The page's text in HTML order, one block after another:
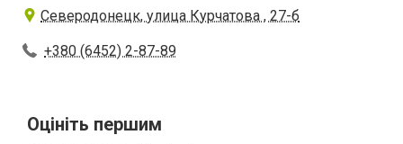
Северодонецк, улица Курчатова , 27-б
+380 (6452) 2-87-89
Оцініть першим